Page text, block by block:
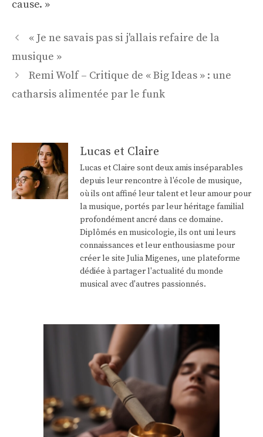
cause. »
Navigation
des
« Je ne savais pas si j'allais refaire de la
musique »
Remi Wolf – Critique de « Big Ideas » : une
catharsis alimentée par le funk
Lucas et Claire
Lucas et Claire sont deux amis inséparables
depuis leur rencontre à l'école de musique,
où ils ont affiné leur talent et leur amour pour
la musique, portés par leur héritage familial
profondément ancré dans ce domaine.
Diplômés en musicologie, ils ont uni leurs
connaissances et leur enthousiasme pour
créer le site Julia Migenes, une plateforme
dédiée à partager l'actualité du monde
musical avec d'autres passionnés.